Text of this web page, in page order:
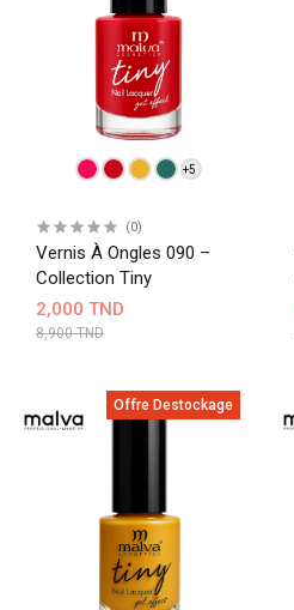
+5
(0)
Vernis À Ongles 090 –
Collection Tiny
2,000 TND
8,900 TND
Offre Destockage